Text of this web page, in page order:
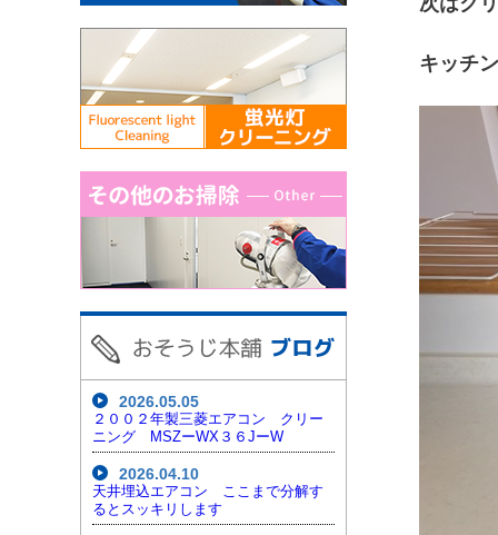
キッチ
2026.05.05
２００２年製三菱エアコン クリー
ニング MSZーWX３６JーW
2026.04.10
天井埋込エアコン ここまで分解す
るとスッキリします